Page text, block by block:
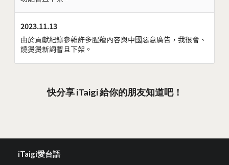
2023.11.13
由於貢獻紀錄參雜許多腥羶內容與中國惡意廣告，我很會、
燒燙燙新詞暫且下架。
快分享 iTaigi 給你的朋友知道吧！
iTaigi愛台語